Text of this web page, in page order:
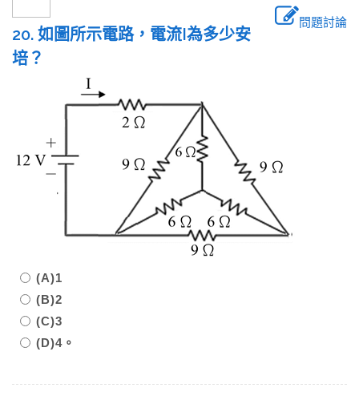
問題討論
20. 如圖所示電路，電流I為多少安
培？
(A)1
(B)2
(C)3
(D)4。